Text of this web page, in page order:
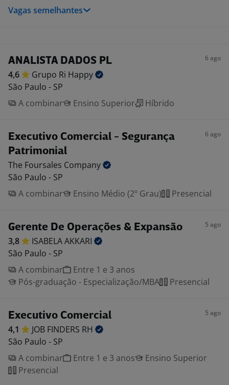
Vagas semelhantes
ANALISTA DADOS PL 6 ago
4,6 Grupo Ri Happy
São Paulo - SP
A combinar
Ensino Superior Híbrido
Executivo Comercial - Segurança
Patrimonial
6 ago
The Foursales Company
São Paulo - SP
A combinar
Ensino Médio (2º Grau) Presencial
Gerente De Operações & Expansão 5 ago
3,8 ISABELAAKKARI
São Paulo - SP
A combinar
Entre 1 e 3 anos
Pós-graduação - Especialização/MBA
Presencial
Executivo Comercial 5 ago
4,1 JOB FINDERS RH
São Paulo - SP
A combinar
Entre 1 e 3 anos
Ensino Superior
Presencial